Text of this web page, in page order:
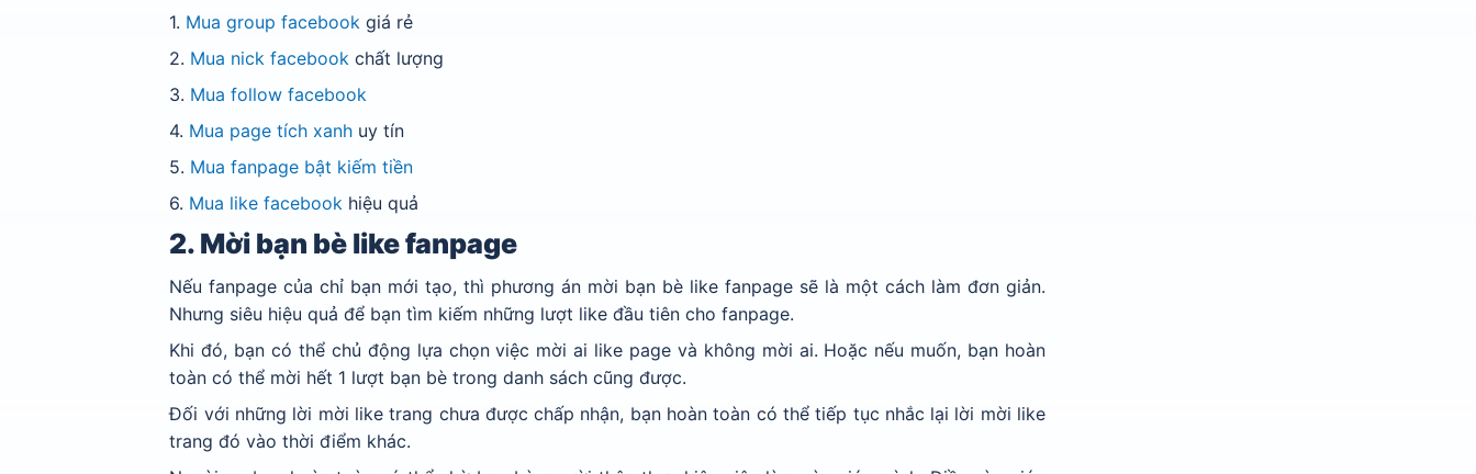
1. Mua group facebook giá rẻ
2. Mua nick facebook chất lượng
3. Mua follow facebook
4. Mua page tích xanh uy tín
5. Mua fanpage bật kiếm tiền
6. Mua like facebook hiệu quả
2. Mời bạn bè like fanpage
Nếu fanpage của chỉ bạn mới tạo, thì phương án mời bạn bè like fanpage sẽ là một cách làm đơn giản.
Nhưng siêu hiệu quả để bạn tìm kiếm những lượt like đầu tiên cho fanpage.
Khi đó, bạn có thể chủ động lựa chọn việc mời ai like page và không mời ai. Hoặc nếu muốn, bạn hoàn
toàn có thể mời hết 1 lượt bạn bè trong danh sách cũng được.
Đối với những lời mời like trang chưa được chấp nhận, bạn hoàn toàn có thể tiếp tục nhắc lại lời mời like
trang đó vào thời điểm khác.